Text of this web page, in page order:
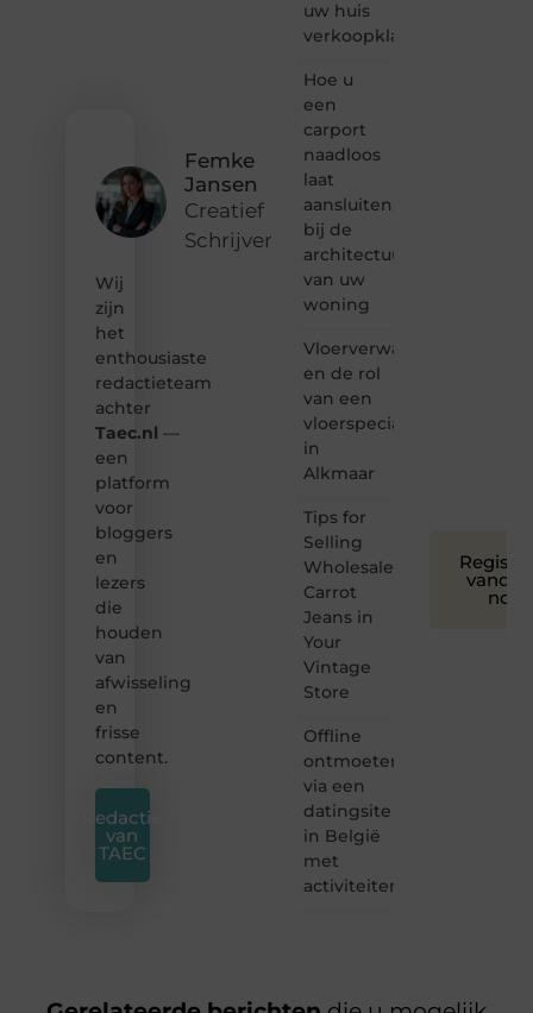
Femke
Jansen
Creatief
Schrijver
Wij
zijn
het
enthousiaste
redactieteam
achter
Taec.nl —
een
platform
voor
bloggers
en
lezers
die
houden
van
afwisseling
en
frisse
content.
Redactie
van
TAEC
uw huis
verkoopklaar
Hoe u
een
carport
naadloos
laat
aansluiten
bij de
architectuur
van uw
woning
Vloerverwarming
en de rol
van een
vloerspecialist
in
Alkmaar
Tips for
Selling
Wholesale
Carrot
Jeans in
Your
Vintage
Store
Offline
ontmoeten
via een
datingsite
in België
met
activiteiten
nog